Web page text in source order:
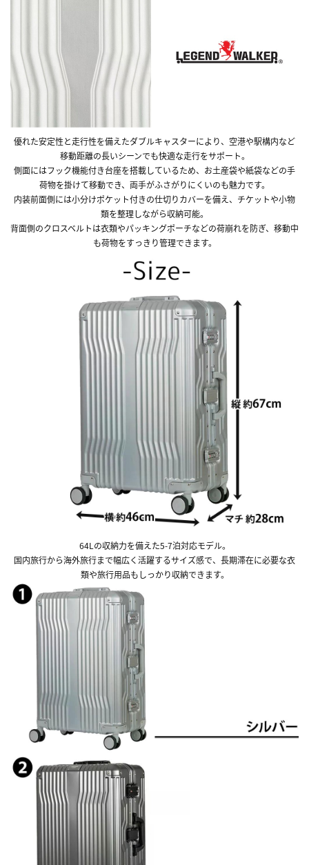
優れた安定性と走行性を備えたダブルキャスターにより、空港や駅構内など
移動距離の長いシーンでも快適な走行をサポート。
側面にはフック機能付き台座を搭載しているため、お土産袋や紙袋などの手
荷物を掛けて移動でき、両手がふさがりにくいのも魅力です。
内装前面側には小分けポケット付きの仕切りカバーを備え、チケットや小物
類を整理しながら収納可能。
背面側のクロスベルトは衣類やパッキングポーチなどの荷崩れを防ぎ、移動中
も荷物をすっきり管理できます。
64Lの収納力を備えた5-7泊対応モデル。
国内旅行から海外旅行まで幅広く活躍するサイズ感で、長期滞在に必要な衣
類や旅行用品もしっかり収納できます。